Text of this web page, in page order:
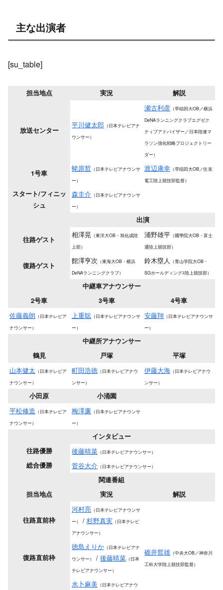
主な出演者
[su_table]
担当地点 実況 解説
放送センター
平川健太郎 （日本テレビアナ
ウンサー）
瀬古利彦 （早稲田大OB／横浜
DeNAランニングクラブエグゼク
ティブアドバイザー／日本陸連マ
ラソン強化戦略プロジェクトリー
ダー）
1号車
蛯原哲 （日本テレビアナウンサ
ー）
渡辺康幸 （早稲田大OB／住友
電工陸上競技部監督）
スタート/フィニッ
シュ
森圭介 （日本テレビアナウンサ
ー）
出演
往路ゲスト
相澤晃 （東洋大OB・旭化成陸
上部）
浦野雄平 （國學院大OB・富士
通陸上競技部）
復路ゲスト
館澤亨次 （東海大OB・横浜
DeNAランニングクラブ）
鈴木塁人
（青山学院大OB・
SGホールディングｽ陸上競技部）
中継車アナウンサー
2号車
3号車 4号車
佐藤義朗 （日本テレビア
ナウンサー）
上重聡 （日本テレビアナウンサ
ー）
安藤翔 （日本テレビアナウンサ
ー）
中継所アナウンサー
鶴見
戸塚 平塚
山本健太 （日本テレビア
ナウンサー）
町田浩徳 （日本テレビアナウ
ンサー）
伊藤大海 （日本テレビアナウ
ンサー）
小田原 小涌園
平松修造 （日本テレビア
ナウンサー）
梅澤廉 （日本テレビアナウンサ
ー）
インタビュー
往路優勝
後藤晴菜 （日本テレビアナウンサー）
総合優勝 菅谷大介 （日本テレビアナウンサー）
関連番組
担当地点
実況 解説
往路直前枠
河村亮 （日本テレビアナウンサ
ー）
/ 杉野真実 （日本テレビ
アナウンサー）
碓井哲雄 （中央大OB／神奈川
工科大学陸上競技部監督）
復路直前枠
徳島えりか （日本テレビアナ
ウンサー）
/ 後藤晴菜 （日本
テレビアナウンサー）
水卜麻美 （日本テレビアナウ